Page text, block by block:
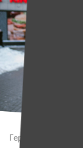
Герои